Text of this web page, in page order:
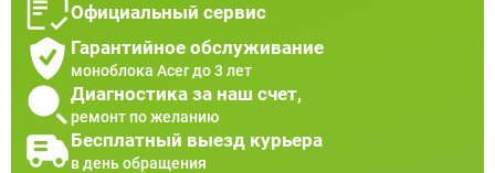
Официальный сервис
Гарантийное обслуживание
моноблока Acer до 3 лет
Диагностика за наш счет,
ремонт по желанию
Бесплатный выезд курьера
в день обращения